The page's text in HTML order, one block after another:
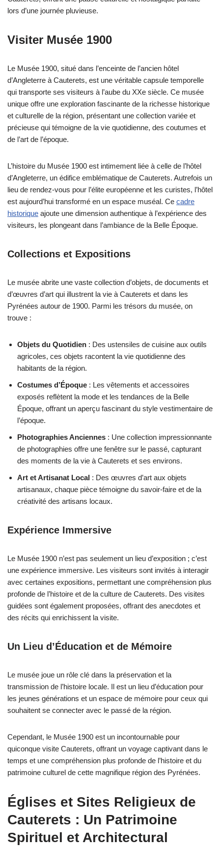
lors d’une journée pluvieuse.
Visiter Musée 1900
Le Musée 1900, situé dans l’enceinte de l’ancien hôtel
d’Angleterre à Cauterets, est une véritable capsule temporelle
qui transporte ses visiteurs à l’aube du XXe siècle. Ce musée
unique offre une exploration fascinante de la richesse historique
et culturelle de la région, présentant une collection variée et
précieuse qui témoigne de la vie quotidienne, des coutumes et
de l’art de l’époque.
L’histoire du Musée 1900 est intimement liée à celle de l’hôtel
d’Angleterre, un édifice emblématique de Cauterets. Autrefois un
lieu de rendez-vous pour l’élite européenne et les curistes, l’hôtel
est aujourd’hui transformé en un espace muséal. Ce cadre
historique ajoute une dimension authentique à l’expérience des
visiteurs, les plongeant dans l’ambiance de la Belle Époque.
Collections et Expositions
Le musée abrite une vaste collection d’objets, de documents et
d’œuvres d’art qui illustrent la vie à Cauterets et dans les
Pyrénées autour de 1900. Parmi les trésors du musée, on
trouve :
Objets du Quotidien : Des ustensiles de cuisine aux outils
agricoles, ces objets racontent la vie quotidienne des
habitants de la région.
Costumes d’Époque : Les vêtements et accessoires
exposés reflètent la mode et les tendances de la Belle
Époque, offrant un aperçu fascinant du style vestimentaire de
l’époque.
Photographies Anciennes : Une collection impressionnante
de photographies offre une fenêtre sur le passé, capturant
des moments de la vie à Cauterets et ses environs.
Art et Artisanat Local : Des œuvres d’art aux objets
artisanaux, chaque pièce témoigne du savoir-faire et de la
créativité des artisans locaux.
Expérience Immersive
Le Musée 1900 n’est pas seulement un lieu d’exposition ; c’est
une expérience immersive. Les visiteurs sont invités à interagir
avec certaines expositions, permettant une compréhension plus
profonde de l’histoire et de la culture de Cauterets. Des visites
guidées sont également proposées, offrant des anecdotes et
des récits qui enrichissent la visite.
Un Lieu d’Éducation et de Mémoire
Le musée joue un rôle clé dans la préservation et la
transmission de l’histoire locale. Il est un lieu d’éducation pour
les jeunes générations et un espace de mémoire pour ceux qui
souhaitent se connecter avec le passé de la région.
Cependant, le Musée 1900 est un incontournable pour
quiconque visite Cauterets, offrant un voyage captivant dans le
temps et une compréhension plus profonde de l’histoire et du
patrimoine culturel de cette magnifique région des Pyrénées.
Églises et Sites Religieux de
Cauterets : Un Patrimoine
Spirituel et Architectural